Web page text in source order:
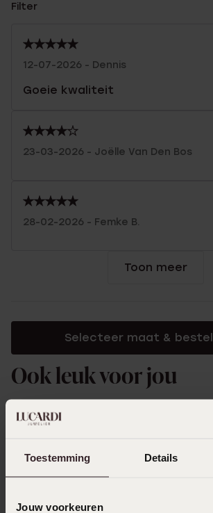
Toestemming Details
Jouw voorkeuren
Filter
12-07-2026 - Dennis
Goeie kwaliteit
23-03-2026 - Joëlle Van Den Bos
28-02-2026 - Femke B.
Toon meer
Selecteer maat & bestel
Ook leuk voor jou